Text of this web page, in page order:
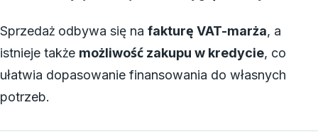
Sprzedaż odbywa się na fakturę VAT-marża, a
istnieje także możliwość zakupu w kredycie, co
ułatwia dopasowanie finansowania do własnych
potrzeb.